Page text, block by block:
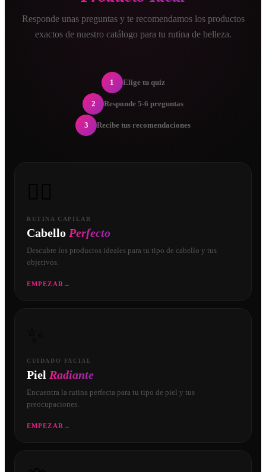
Responde unas preguntas y te recomendamos los productos
exactos de nuestro catálogo para tu rutina de belleza.
1 Elige tu quiz
2 Responde 5-6 preguntas
3 Recibe tus recomendaciones
RUTINA CAPILAR
Cabello Perfecto
Descubre los productos ideales para tu tipo de cabello y tus
objetivos.
EMPEZAR →
CUIDADO FACIAL
Piel Radiante
Encuentra la rutina perfecta para tu tipo de piel y tus
preocupaciones.
EMPEZAR →